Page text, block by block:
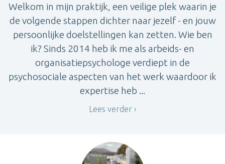
Welkom in mijn praktijk, een veilige plek waarin je
de volgende stappen dichter naar jezelf - en jouw
persoonlijke doelstellingen kan zetten. Wie ben
ik? Sinds 2014 heb ik me als arbeids- en
organisatiepsychologe verdiept in de
psychosociale aspecten van het werk waardoor ik
expertise heb ...
Lees verder